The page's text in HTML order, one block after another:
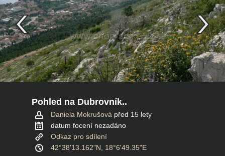
Pohled na Dubrovník..
Daniela Mokrušová před 15 lety
datum focení nezadáno
Odkaz pro sdílení
42°38'13.162"N, 18°6'49.35"E